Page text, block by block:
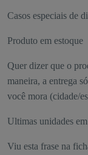
Casos especiais de
Produto em estoque
Quer dizer que o
maneira, a entrega
você mora (cidade/
Ultimas unidades
Viu esta frase na